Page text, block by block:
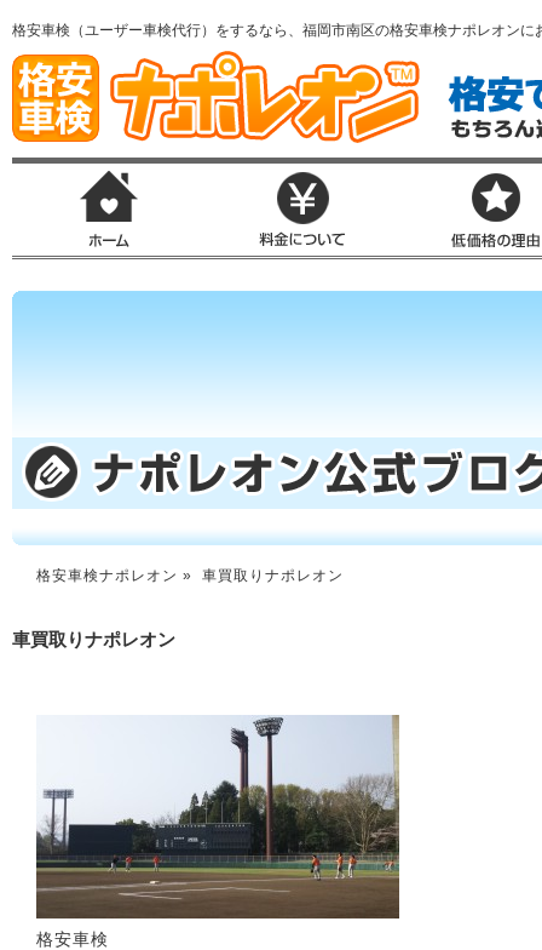
格安車検（ユーザー車検代行）をするなら、福岡市南区の格安車検ナポレオンに
格安車検ナポレオン » 車買取りナポレオン
車買取りナポレオン
格安車検